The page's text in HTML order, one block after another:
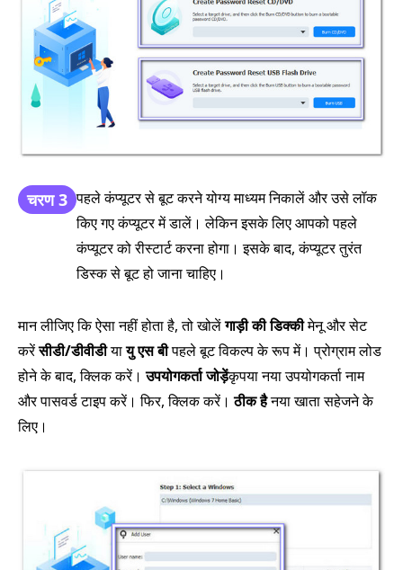
चरण 3 पहले कंप्यूटर से बूट करने योग्य माध्यम निकालें और उसे लॉक
किए गए कंप्यूटर में डालें। लेकिन इसके लिए आपको पहले
कंप्यूटर को रीस्टार्ट करना होगा। इसके बाद, कंप्यूटर तुरंत
डिस्क से बूट हो जाना चाहिए।
मान लीजिए कि ऐसा नहीं होता है, तो खोलेंगाड़ी की डिक्कीमेनू और सेट
करेंसीडी/डीवीडीयायु एस बीपहले बूट विकल्प के रूप में। प्रोग्राम लोड
होने के बाद, क्लिक करें।उपयोगकर्ता जोड़ेंकृपया नया उपयोगकर्ता नाम
और पासवर्ड टाइप करें। फिर, क्लिक करें।ठीक हैनया खाता सहेजने के
लिए।